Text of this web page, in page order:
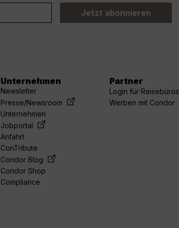
Jetzt abonnieren
Unternehmen
Newsletter
Presse/Newsroom
Unternehmen
Jobportal
Anfahrt
ConTribute
Condor Blog
Condor Shop
Compliance
Partner
Login für Reisebüros
Werben mit Condor